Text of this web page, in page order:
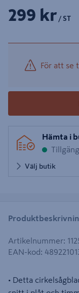
299 kr / ST
För att se
Hämta i
Välj butik
Artikelnummer:
EAN-kod:
• Detta